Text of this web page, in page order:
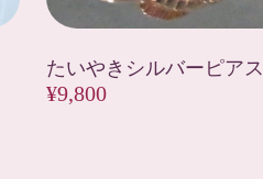
たいやきシルバーピアス
¥9,800